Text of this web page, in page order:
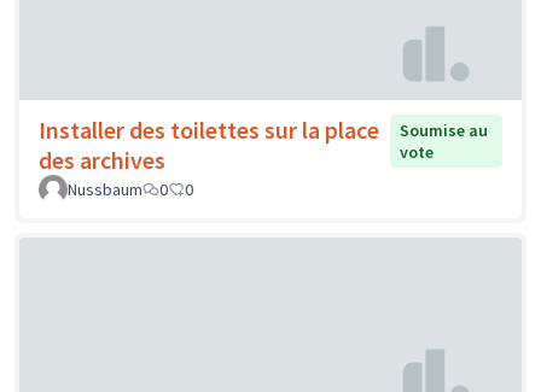
Installer des toilettes sur la place
des archives
Soumise au
vote
Nussbaum
0 0